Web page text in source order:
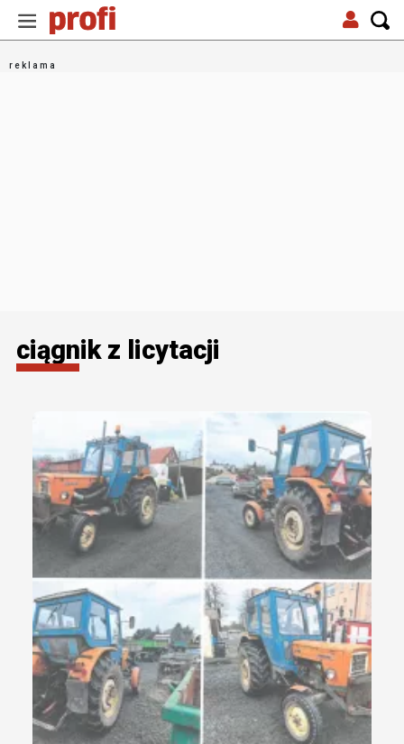
ciągnik z licytacji